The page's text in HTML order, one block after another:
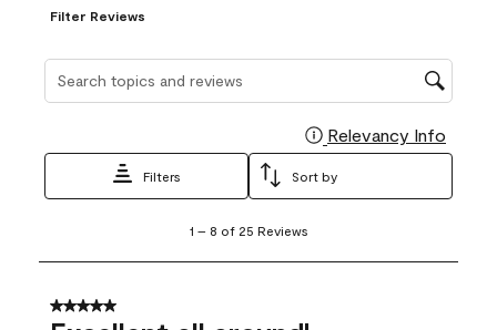
Filter Reviews
Relevancy Info
Filters Sort by
8
25
1 – 8 of 25 Reviews
5 out of 5 stars.